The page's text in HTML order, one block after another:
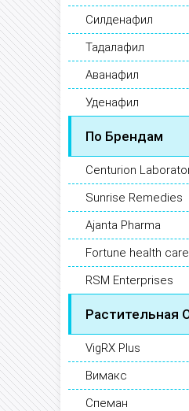
Силденафил
Тадалафил
Аванафил
Уденафил
По Брендам
Centurion
Sunrise Remedies
Ajanta Pharma
Fortune health care
RSM Enterprises
Растительная
VigRX Plus
Вимакс
Спеман